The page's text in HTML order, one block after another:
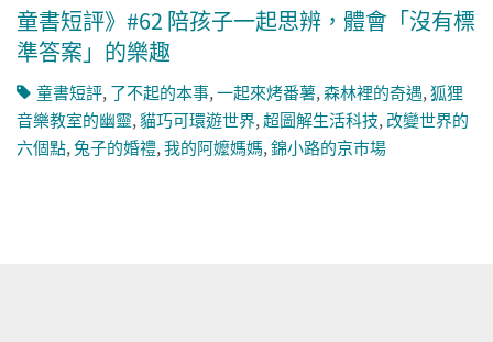
童書短評》#62 陪孩子一起思辨，體會「沒有標
準答案」的樂趣
童書短評,了不起的本事,一起來烤番薯,森林裡的奇遇,狐狸
音樂教室的幽靈,貓巧可環遊世界,超圖解生活科技,改變世界的
六個點,兔子的婚禮,我的阿嬤媽媽,錦小路的京巿場